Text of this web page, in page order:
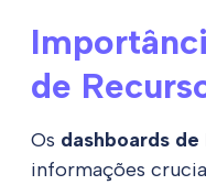
de
Os dashboards de
informações